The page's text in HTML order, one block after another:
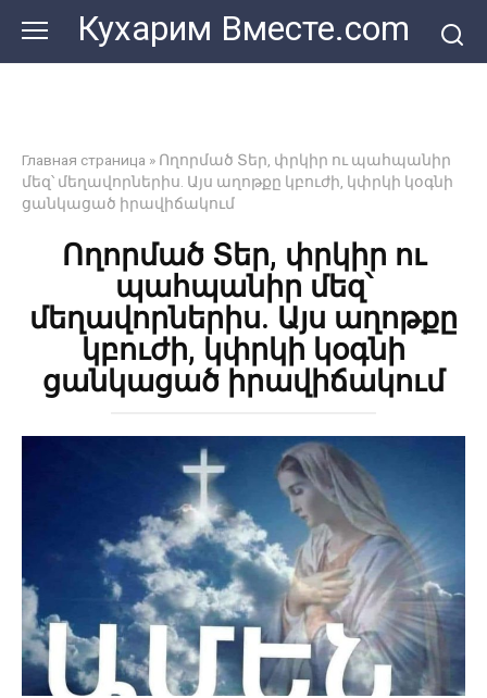
контенту
Кухарим Вместе.com
Главная страница » Ողորմած Տեր, փրկիր ու պահպանիր
մեզ՝ մեղավորներիս. Այս աղոթքը կբուժի, կփրկի կօգնի
ցանկացած իրավիճակում
Ողորմած Տեր, փրկիր ու
պահպանիր մեզ՝
մեղավորներիս. Այս աղոթքը
կբուժի, կփրկի կօգնի
ցանկացած իրավիճակում